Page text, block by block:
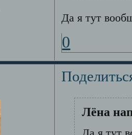
Да я тут
0
Лёна